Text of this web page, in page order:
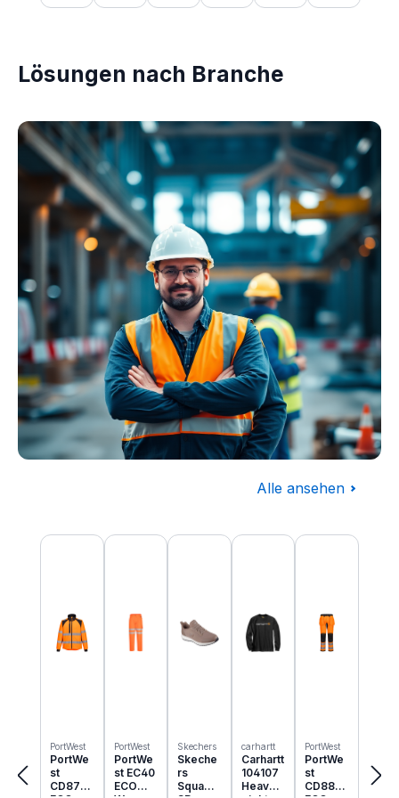
Lösungen nach Branche
Alle ansehen
Produktgalerie überspringen
PortWest
PortWe
st
CD875
PortWest
PortWe
st EC40
ECO
Skechers
Skeche
rs
Squad
carhartt
Carhartt
104107
Heavyw
PortWest
PortWe
st
CD889